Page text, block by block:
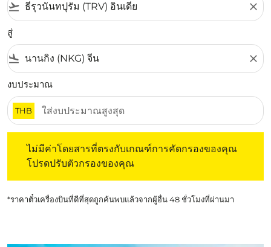
flight_takeoff close
สู่
flight_land close
งบประมาณ
THB
ไม่มีค่าโดยสารที่ตรงกับเกณฑ์การคัดกรองของคุณ
โปรดปรับตัวกรองของคุณ
*ราคาตั๋วเครื่องบินที่ดีที่สุดถูกค้นพบแล้วจากผู้อื่น 48 ชั่วโมงที่ผ่านมา